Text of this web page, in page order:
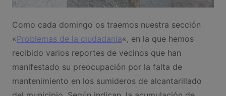
Como cada domingo os traemos nuestra sección
«Problemas de la ciudadanía«, en la que hemos
recibido varios reportes de vecinos que han
manifestado su preocupación por la falta de
mantenimiento en los sumideros de alcantarillado